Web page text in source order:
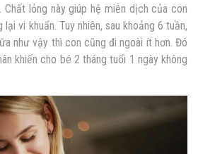
lỏng này giúp hệ miễn dịch của con
vi khuẩn. Tuy nhiên, sau khoảng 6 tuần,
như vậy thì con cũng đi ngoài ít hơn. Đó
khiến cho bé 2 tháng tuổi 1 ngày không